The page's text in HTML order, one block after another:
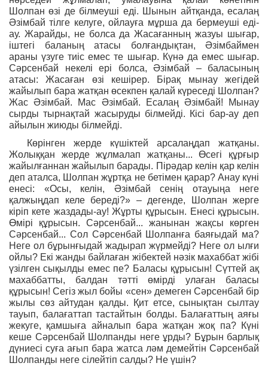
Шолпан өзі де білмеуші еді. Шынын айтқанда, есалаң
Әзімбай тілге келуге, ойлауға мұрша да бермеуші еді-
ау. Жарайды, не болса да Жасағанның жазуы шығар,
іштегі баланың атасы болғандықтан, Әзімбаймен
араны үзуге тиіс емес те шығар. Күнә да емес шығар.
Сәрсенбай некелі ері болса, Әзімбай – баласының
атасы: Жасаған өзі кешірер. Бірақ мынау жегідей
жайылып бара жатқан өсекпен қалай күреседі Шолпан?
Жас Әзімбай. Мас Әзімбай. Есалаң Әзімбай! Мынау
сырды тырнақтай жасыруды білмейді. Кісі бар-ау деп
айылын жиюды білмейді.
Көрінген жерде күшіктей арсалаңдап жатқаны.
Жолыққан жерде жұлмалап жатқаны... Өсегі құрғыр
жайылғаннан жайылып барады. Пірәдар келін қар келін
деп аталса, Шолпан жұртқа не бетімен қарар? Анау күні
енесі: «Осы, келін, Әзімбай сенің отауыңа неге
қалжыңдап келе береді?» – дегенде, Шолпан жерге
кіріп кете жаздады-ау! Жұрты құрысын. Енесі құрысын.
Өмірі құрысын. Сәрсенбай... жанынан жақсы көрген
Сәрсенбай... Сол Сәрсенбай Шолпанға баяғыдай ма?
Неге ол бұрынғыдай жадырап жүрмейді? Неге ол ылғи
ойлы? Екі жанды байлаған жібектей нәзік махаббат жібі
үзілген сықылды емес пе? Баласы құрысын! Сүттей ақ
махаббатты, балдан тәтті өмірді улаған баласы
құрысын! Сегіз жыл бойы «сен» демеген Сәрсенбай бір
жылы сөз айтудан қалды. Қит етсе, сынықтан сылтау
тауып, балағаттап тастайтын болды. Балағаттың аяғы
жекуге, қамшыға айналып бара жатқан жоқ па? Күні
кеше Сәрсенбай Шолпанды неге ұрды? Бұрын барлық
дүниесі суға ағып бара жатса ләм демейтін Сәрсенбай
Шолпанды неге сілейтіп салды? Не үшін?